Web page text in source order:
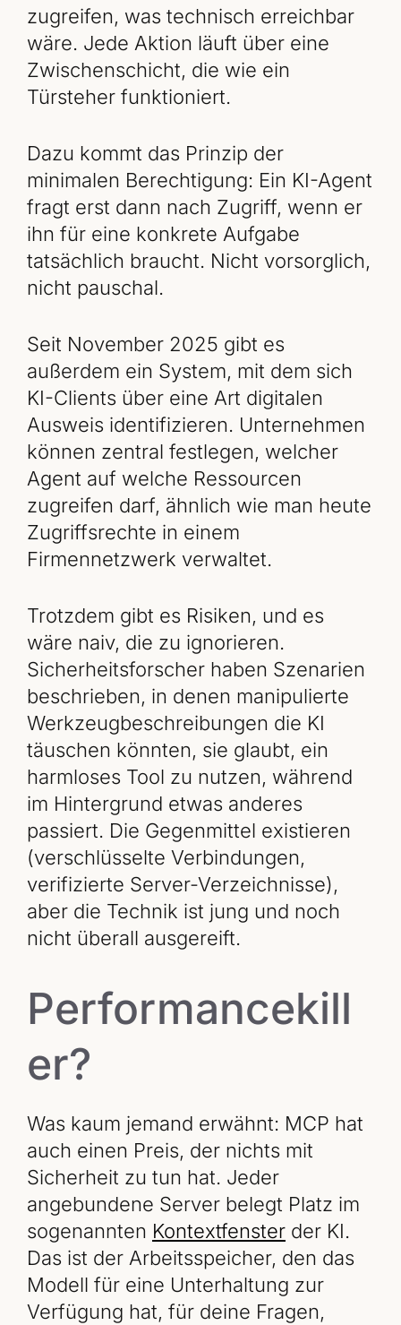
zugreifen, was technisch erreichbar
wäre. Jede Aktion läuft über eine
Zwischenschicht, die wie ein
Türsteher funktioniert.
Dazu kommt das Prinzip der
minimalen Berechtigung: Ein KI-Agent
fragt erst dann nach Zugriff, wenn er
ihn für eine konkrete Aufgabe
tatsächlich braucht. Nicht vorsorglich,
nicht pauschal.
Seit November 2025 gibt es
außerdem ein System, mit dem sich
KI-Clients über eine Art digitalen
Ausweis identifizieren. Unternehmen
können zentral festlegen, welcher
Agent auf welche Ressourcen
zugreifen darf, ähnlich wie man heute
Zugriffsrechte in einem
Firmennetzwerk verwaltet.
Trotzdem gibt es Risiken, und es
wäre naiv, die zu ignorieren.
Sicherheitsforscher haben Szenarien
beschrieben, in denen manipulierte
Werkzeugbeschreibungen die KI
täuschen könnten, sie glaubt, ein
harmloses Tool zu nutzen, während
im Hintergrund etwas anderes
passiert. Die Gegenmittel existieren
(verschlüsselte Verbindungen,
verifizierte Server-Verzeichnisse),
aber die Technik ist jung und noch
nicht überall ausgereift.
Performancekill
er?
Was kaum jemand erwähnt: MCP hat
auch einen Preis, der nichts mit
Sicherheit zu tun hat. Jeder
angebundene Server belegt Platz im
sogenannten Kontextfenster der KI.
Das ist der Arbeitsspeicher, den das
Modell für eine Unterhaltung zur
Verfügung hat, für deine Fragen,